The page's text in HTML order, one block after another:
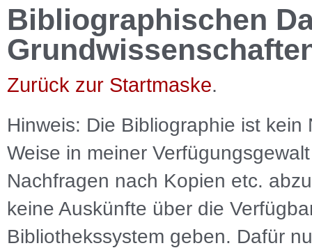
Bibliographischen
Zurück zur Startmaske.
Hinweis: Die Bibliographie ist kein
Weise in meiner
Nachfragen nach Kopien etc.
keine Auskünfte über die
Bibliothekssystem geben. Dafür